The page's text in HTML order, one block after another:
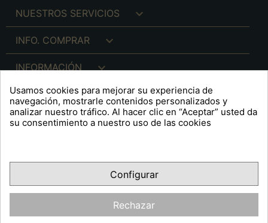
NUESTROS SERVICIOS 
INFO. COMPRAR 
INFORMACIÓN 
INFO. LEGAL 
FacebookYouTubePinterest
OPINIONES CLIENTES
Usamos cookies para mejorar su experiencia de
navegación, mostrarle contenidos personalizados y
analizar nuestro tráfico. Al hacer clic en “Aceptar” usted da
su consentimiento a nuestro uso de las cookies
Configurar
Rechazar